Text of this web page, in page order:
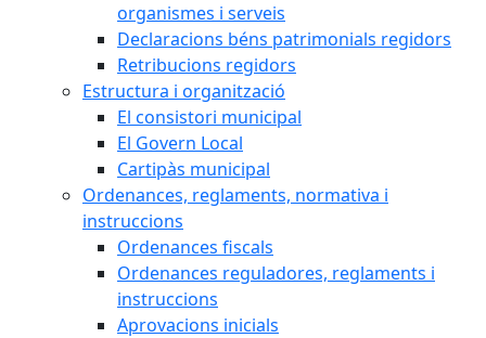
organismes i serveis
Declaracions béns patrimonials regidors
Retribucions regidors
Estructura i organització
El consistori municipal
El Govern Local
Cartipàs municipal
Ordenances, reglaments, normativa i
instruccions
Ordenances fiscals
Ordenances reguladores, reglaments i
instruccions
Aprovacions inicials